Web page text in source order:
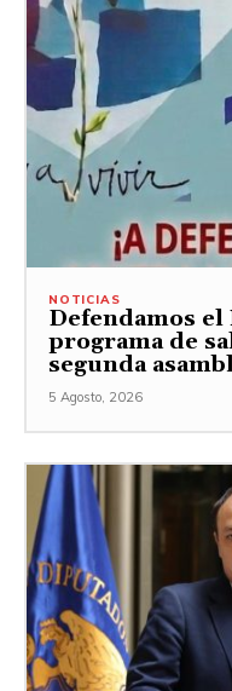
NOTICIAS
Defendamos
programa de
segunda
5 Agosto, 2026